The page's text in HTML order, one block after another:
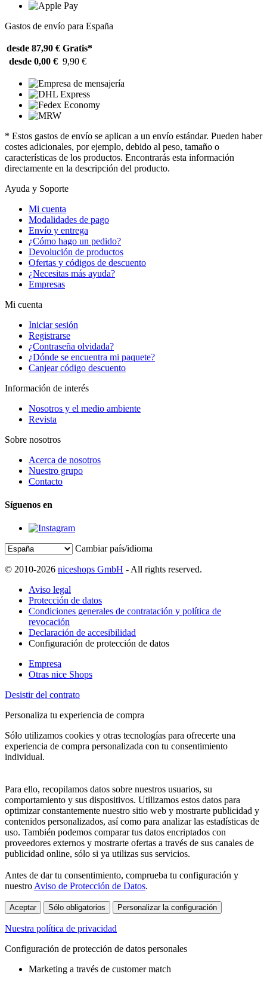
Gastos de envío para España
desde 87,90 € Gratis*
desde 0,00 € 9,90 €
* Estos gastos de envío se aplican a un envío estándar. Pueden haber
costes adicionales, por ejemplo, debido al peso, tamaño o
características de los productos. Encontrarás esta información
directamente en la descripción del producto.
Ayuda y Soporte
Mi cuenta
Modalidades de pago
Envío y entrega
¿Cómo hago un pedido?
Devolución de productos
Ofertas y códigos de descuento
¿Necesitas más ayuda?
Empresas
Mi cuenta
Iniciar sesión
Registrarse
¿Contraseña olvidada?
¿Dónde se encuentra mi paquete?
Canjear código descuento
Información de interés
Nosotros y el medio ambiente
Revista
Sobre nosotros
Acerca de nosotros
Nuestro grupo
Contacto
Síguenos en
Cambiar país/idioma
© 2010-2026 niceshops GmbH - All rights reserved.
Aviso legal
Protección de datos
Condiciones generales de contratación y política de
revocación
Declaración de accesibilidad
Configuración de protección de datos
Empresa
Otras nice Shops
Desistir del contrato
Personaliza tu experiencia de compra
Sólo utilizamos cookies y otras tecnologías para ofrecerte una
experiencia de compra personalizada con tu consentimiento
individual.
Para ello, recopilamos datos sobre nuestros usuarios, su
comportamiento y sus dispositivos. Utilizamos estos datos para
optimizar constantemente nuestro sitio web y mostrarte publicidad y
contenidos personalizados, así como para analizar las estadísticas de
uso. También podemos comparar tus datos encriptados con
proveedores externos y mostrarte ofertas a través de sus canales de
publicidad online, sólo si ya utilizas sus servicios.
Antes de dar tu consentimiento, comprueba tu configuración y
nuestro Aviso de Protección de Datos.
Aceptar Sólo obligatorios Personalizar la configuración
Nuestra política de privacidad
Configuración de protección de datos personales
Marketing a través de customer match